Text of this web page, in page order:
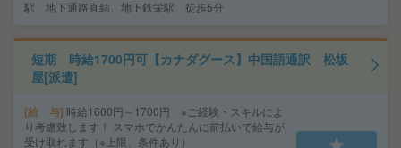
駅 地下通路直結、地下鉄栄駅 徒歩5分
短期 時給1700円可【カナダグース】中国語通訳 松坂
屋[派遣]
給 与 時給1600円～1700円 ※ご経験・スキルによ
り考慮致します！ スマホでかんたんに前払いで給与が
受け取れます（※上限、条件あり）